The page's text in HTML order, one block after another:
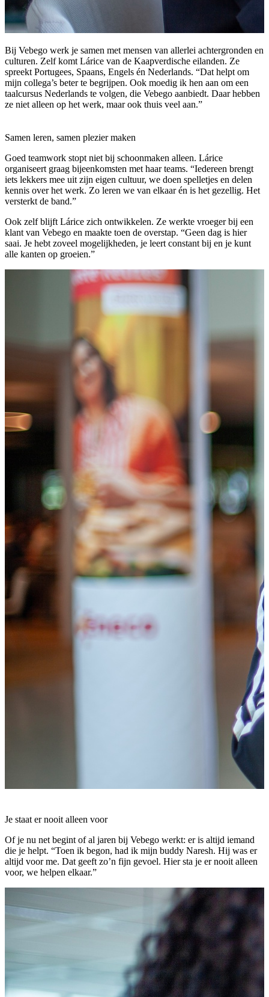
Bij Vebego werk je samen met mensen van allerlei achtergronden en
culturen. Zelf komt Lárice van de Kaapverdische eilanden. Ze
spreekt Portugees, Spaans, Engels én Nederlands. “Dat helpt om
mijn collega’s beter te begrijpen. Ook moedig ik hen aan om een
taalcursus Nederlands te volgen, die Vebego aanbiedt. Daar hebben
ze niet alleen op het werk, maar ook thuis veel aan.”
Samen leren, samen plezier maken
Goed teamwork stopt niet bij schoonmaken alleen. Lárice
organiseert graag bijeenkomsten met haar teams. “Iedereen brengt
iets lekkers mee uit zijn eigen cultuur, we doen spelletjes en delen
kennis over het werk. Zo leren we van elkaar én is het gezellig. Het
versterkt de band.”
Ook zelf blijft Lárice zich ontwikkelen. Ze werkte vroeger bij een
klant van Vebego en maakte toen de overstap. “Geen dag is hier
saai. Je hebt zoveel mogelijkheden, je leert constant bij en je kunt
alle kanten op groeien.”
Je staat er nooit alleen voor
Of je nu net begint of al jaren bij Vebego werkt: er is altijd iemand
die je helpt. “Toen ik begon, had ik mijn buddy Naresh. Hij was er
altijd voor me. Dat geeft zo’n fijn gevoel. Hier sta je er nooit alleen
voor, we helpen elkaar.”